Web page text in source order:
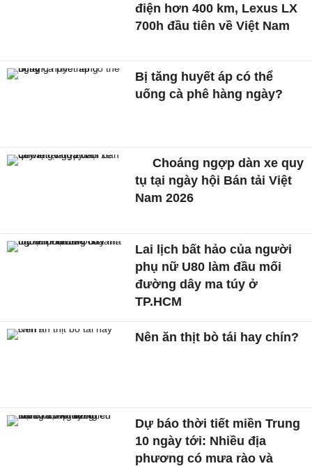
điện hơn 400 km, Lexus LX
700h đầu tiên về Việt Nam
Bị tăng huyết áp có thể
uống cà phê hàng ngày?
Choáng ngợp dàn xe quy
tụ tại ngày hội Bán tải Việt
Nam 2026
Lai lịch bất hảo của người
phụ nữ U80 làm đầu mối
đường dây ma túy ở
TP.HCM
Nên ăn thịt bò tái hay chín?
Dự báo thời tiết miền Trung
10 ngày tới: Nhiều địa
phương có mưa rào và